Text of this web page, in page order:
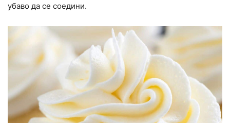
убаво да се соедини.